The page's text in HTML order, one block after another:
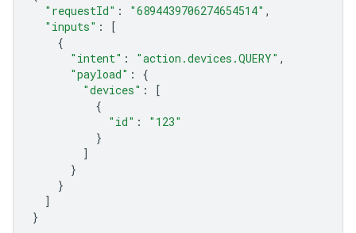
"requestId" : "6894439706274654514" ,
"inputs" :
[
{
"intent" : "action.devices.QUERY" ,
"payload" :
{
"devices" :
[
{
"id" :
"123"
}
]
}
}
]
}